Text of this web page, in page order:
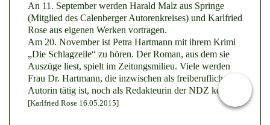
An 11. September werden Harald Malz aus Springe
(Mitglied des Calenberger Autorenkreises) und Karlfried
Rose aus eigenen Werken vortragen.
Am 20. November ist Petra Hartmann mit ihrem Krimi
„Die Schlagzeile“ zu hören. Der Roman, aus dem sie
Auszüge liest, spielt im Zeitungsmilieu. Viele werden
Frau Dr. Hartmann, die inzwischen als freiberufliche
Autorin tätig ist, noch als Redakteurin der NDZ kennen.
[Karlfried Rose 16.05.2015]